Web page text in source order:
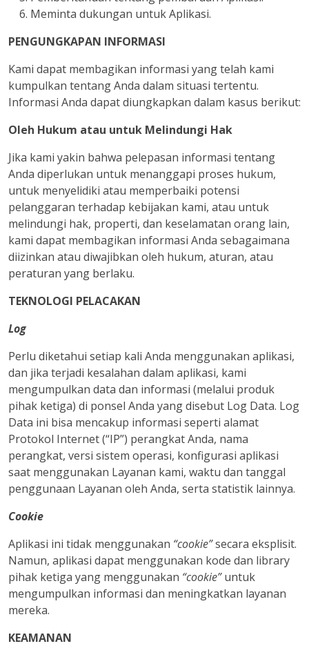
Meminta dukungan untuk Aplikasi.
PENGUNGKAPAN INFORMASI
Kami dapat membagikan informasi yang telah kami
kumpulkan tentang Anda dalam situasi tertentu.
Informasi Anda dapat diungkapkan dalam kasus berikut:
Oleh Hukum atau untuk Melindungi Hak
Jika kami yakin bahwa pelepasan informasi tentang
Anda diperlukan untuk menanggapi proses hukum,
untuk menyelidiki atau memperbaiki potensi
pelanggaran terhadap kebijakan kami, atau untuk
melindungi hak, properti, dan keselamatan orang lain,
kami dapat membagikan informasi Anda sebagaimana
diizinkan atau diwajibkan oleh hukum, aturan, atau
peraturan yang berlaku.
TEKNOLOGI PELACAKAN
Log
Perlu diketahui setiap kali Anda menggunakan aplikasi,
dan jika terjadi kesalahan dalam aplikasi, kami
mengumpulkan data dan informasi (melalui produk
pihak ketiga) di ponsel Anda yang disebut Log Data. Log
Data ini bisa mencakup informasi seperti alamat
Protokol Internet (“IP”) perangkat Anda, nama
perangkat, versi sistem operasi, konfigurasi aplikasi
saat menggunakan Layanan kami, waktu dan tanggal
penggunaan Layanan oleh Anda, serta statistik lainnya.
Cookie
Aplikasi ini tidak menggunakan “cookie”secara eksplisit.
Namun, aplikasi dapat menggunakan kode dan library
pihak ketiga yang menggunakan “cookie”untuk
mengumpulkan informasi dan meningkatkan layanan
mereka.
KEAMANAN